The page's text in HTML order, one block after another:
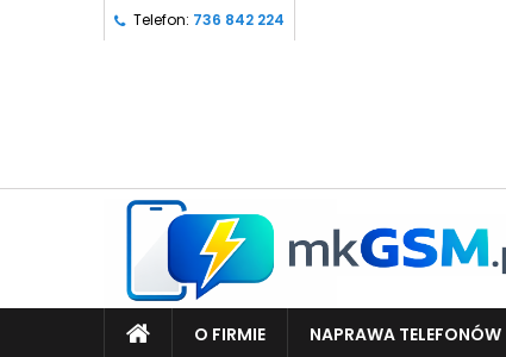
Telefon: 736 842 224
O FIRMIE NAPRAWA TELEFONÓW